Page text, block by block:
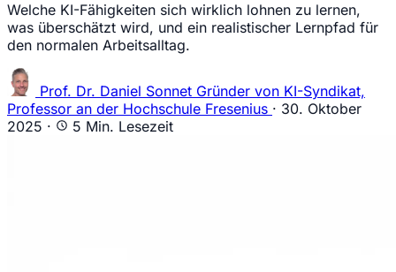
Welche KI-Fähigkeiten sich wirklich lohnen zu lernen,
was überschätzt wird, und ein realistischer Lernpfad für
den normalen Arbeitsalltag.
Prof. Dr. Daniel Sonnet Gründer von KI-Syndikat,
Professor an der Hochschule Fresenius · 30. Oktober
2025 · 5 Min. Lesezeit